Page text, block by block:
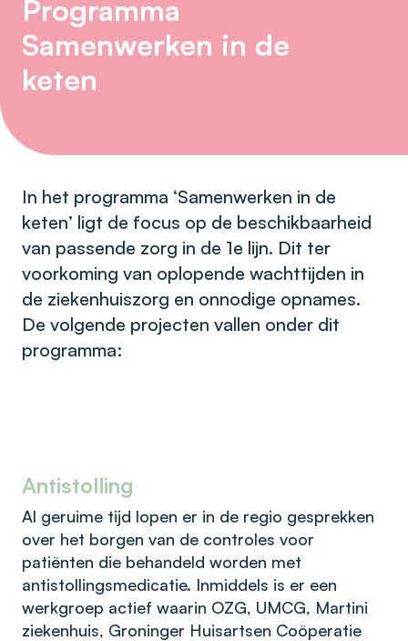
Programma
Samenwerken in de
keten
In het programma ‘Samenwerken in de
keten’ ligt de focus op de beschikbaarheid
van passende zorg in de 1e lijn. Dit ter
voorkoming van oplopende wachttijden in
de ziekenhuiszorg en onnodige opnames.
De volgende projecten vallen onder dit
programma:
Antistolling
Al geruime tijd lopen er in de regio gesprekken
over het borgen van de controles voor
patiënten die behandeld worden met
antistollingsmedicatie. Inmiddels is er een
werkgroep actief waarin OZG, UMCG, Martini
ziekenhuis, Groninger Huisartsen Coöperatie